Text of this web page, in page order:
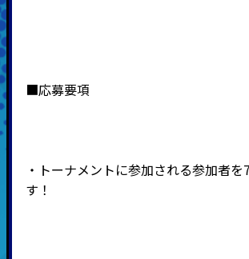
■応募要項
・トーナメントに参加される参加者を
す！